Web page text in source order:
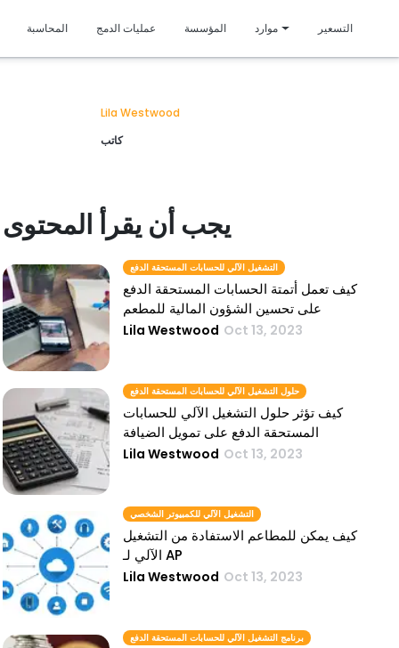
المحاسبة عمليات الدمج المؤسسة موارد التسعير
Lila Westwood
كاتب
يجب أن يقرأ المحتوى
التشغيل الآلي للحسابات المستحقة الدفع
كيف تعمل أتمتة الحسابات المستحقة الدفع
على تحسين الشؤون المالية للمطعم
Lila Westwood Oct 13, 2023
حلول التشغيل الآلي للحسابات المستحقة الدفع
كيف تؤثر حلول التشغيل الآلي للحسابات
المستحقة الدفع على تمويل الضيافة
Lila Westwood Oct 13, 2023
التشغيل الآلي للكمبيوتر الشخصي
كيف يمكن للمطاعم الاستفادة من التشغيل
الآلي لـ AP
Lila Westwood Oct 13, 2023
برنامج التشغيل الآلي للحسابات المستحقة الدفع